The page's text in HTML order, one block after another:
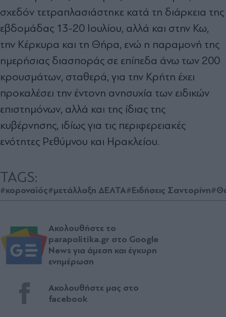
σχεδόν τετραπλασιάστηκε κατά τη διάρκεια της
εβδοµάδας 13-20 Ιουλίου, αλλά και στην Κω,
την Κέρκυρα και τη Θήρα, ενώ η παραµονή της
ηµερήσιας διασποράς σε επίπεδα άνω των 200
κρουσµάτων, σταθερά, για την Κρήτη έχει
προκαλέσει την έντονη ανησυχία των ειδικών
επιστηµόνων, αλλά και της ίδιας της
κυβέρνησης, ιδίως για τις περιφερειακές
ενότητες Ρεθύµνου και Ηρακλείου.
TAGS:
#κοροναϊός#μετάλλαξη ΔΕΛΤΑ#Ειδήσεις Σαντορίνη
Ακολουθήστε το
parapolitika.gr στο Google
News για άμεση και έγκυρη
ενημέρωση
Ακολουθήστε μας στο
facebook